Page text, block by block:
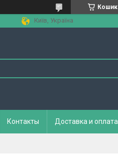
Кошик
Київ, Україна
Контакты Доставка и оплата